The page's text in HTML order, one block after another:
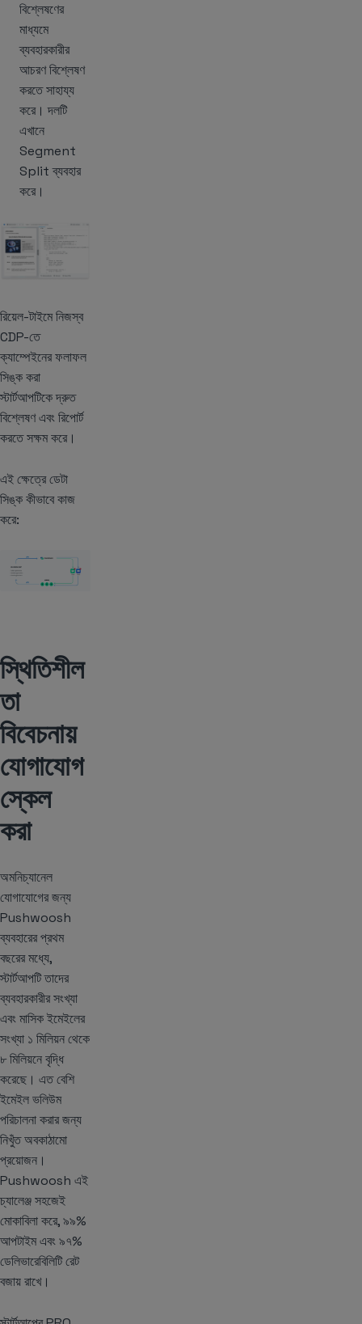
বিশ্লেষণের
মাধ্যমে
ব্যবহারকারীর
আচরণ বিশ্লেষণ
করতে সাহায্য
করে। দলটি
এখানে
Segment
Split ব্যবহার
করে।
রিয়েল-টাইমে নিজস্ব
CDP-তে
ক্যাম্পেইনের ফলাফল
সিঙ্ক করা
স্টার্টআপটিকে দ্রুত
বিশ্লেষণ এবং রিপোর্ট
করতে সক্ষম করে।
এই ক্ষেত্রে ডেটা
সিঙ্ক কীভাবে কাজ
করে:
স্থিতিশীল
তা
বিবেচনায়
যোগাযোগ
স্কেল
করা
অমনিচ্যানেল
যোগাযোগের জন্য
Pushwoosh
ব্যবহারের প্রথম
বছরের মধ্যে,
স্টার্টআপটি তাদের
ব্যবহারকারীর সংখ্যা
এবং মাসিক ইমেইলের
সংখ্যা ১ মিলিয়ন থেকে
৮ মিলিয়নে বৃদ্ধি
করেছে। এত বেশি
ইমেইল ভলিউম
পরিচালনা করার জন্য
নিখুঁত অবকাঠামো
প্রয়োজন।
Pushwoosh এই
চ্যালেঞ্জ সহজেই
মোকাবিলা করে, ৯৯%
আপটাইম এবং ৯৭%
ডেলিভারেবিলিটি রেট
বজায় রাখে।